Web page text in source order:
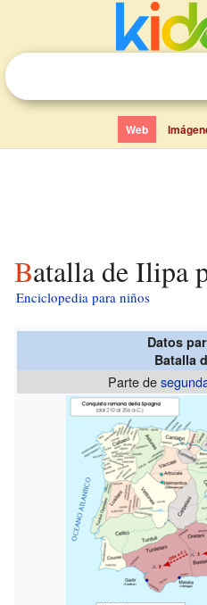
Web
Batalla de Ilipa
Enciclopedia para niños
Datos
Batalla
Parte de